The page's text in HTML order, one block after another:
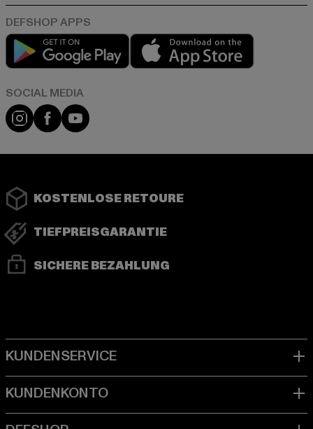
Play market
Instagram
FacebookYouTube
KOSTENLOSE RETOURE
TIEFPREISGARANTIE
SICHERE BEZAHLUNG